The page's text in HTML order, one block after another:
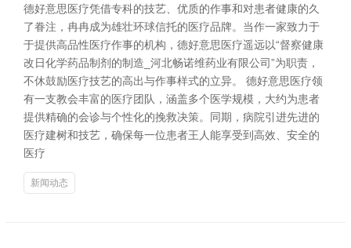
德好意思医疗凭借专科的技艺、优质的作事和对患者健康的久
了眷注，冉冉成为雄壮环球信托的医疗品牌。当作一家致力于
于提供高品性医疗作事的机构，德好意思医疗遥远以“督察健康
改日化学药品制剂的制造_河北畅诺维药业有限公司”为职责，
不休鼓励医疗技艺的高出与作事样式的立异。 德好意思医疗领
有一支教会丰富的医疗团队，涵盖多个医学规模，大约为患者
提供精确的会诊与个性化的挽救决策。同期，病院引进先进的
医疗建树和技艺，确保每一位患者王人能享受到高效、安全的
医疗
新闻动态